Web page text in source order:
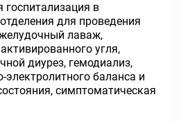
госпитализация в
для проведения
лаваж,
угля,
диурез, гемодиализ,
электролитного баланса и
симптоматическая